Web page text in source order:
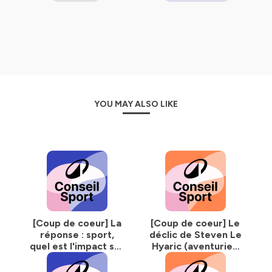
Vous aimez la course à pied et vous challenger ?
Écoutez le podcast ADN D’ATHLÈTE et répondez à
notre enquête en cliquant ici
, également disponible sur
le lienhttps://bit.ly/3HZK1Bh
ou RDV sur le site
https://conseilsport.decathlon.fr/
et tapez 'ADN
Bonne chance et bon run !
Cliquez-ici pour voir les modalités et le règlementou
retrouvez-les sur le site ConseilSport de Decathlon.
YOU MAY ALSO LIKE
[Coup de coeur] La
réponse : sport,
quel est l'impact sur
nos intestins ?
[Coup de coeur] Le
déclic de Steven Le
Hyaric (aventurier,
ancien cycliste
Élite)